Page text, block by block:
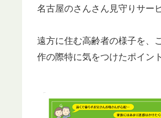
名古屋のさんさん見守りサー
遠方に住む高齢者の様子を、
作の際特に気をつけたポイン